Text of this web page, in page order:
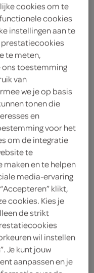
bij de
van een
SPAR.
genot
of
cookies om te
cookies
instellingen aan te
prestatiecookies
te meten,
ons toestemming
van
we je op basis
tonen die
en
voor het
om de integratie
te
maken en te helpen
media-ervaring
klikt,
cookies. Kies je
de strikt
wil instellen
Je kunt jouw
aanpassen en je